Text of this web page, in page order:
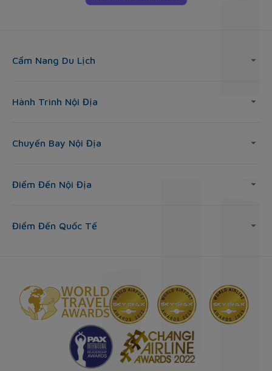
Cẩm Nang Du Lịch
Hành Trình Nội Địa
Chuyến Bay Nội Địa
Điểm Đến Nội Địa
Điểm Đến Quốc Tế